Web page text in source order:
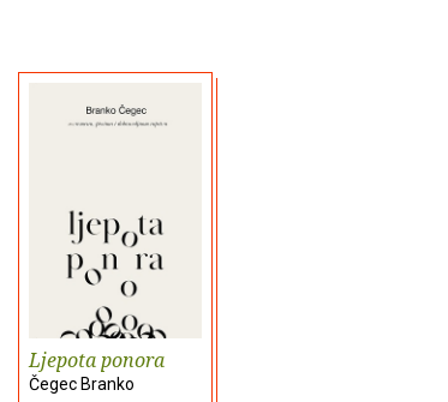
Ljepota ponora
Čegec Branko